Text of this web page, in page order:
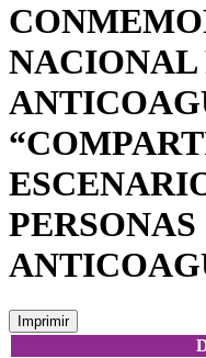
NACIONAL
PERSONAS
Imprimir